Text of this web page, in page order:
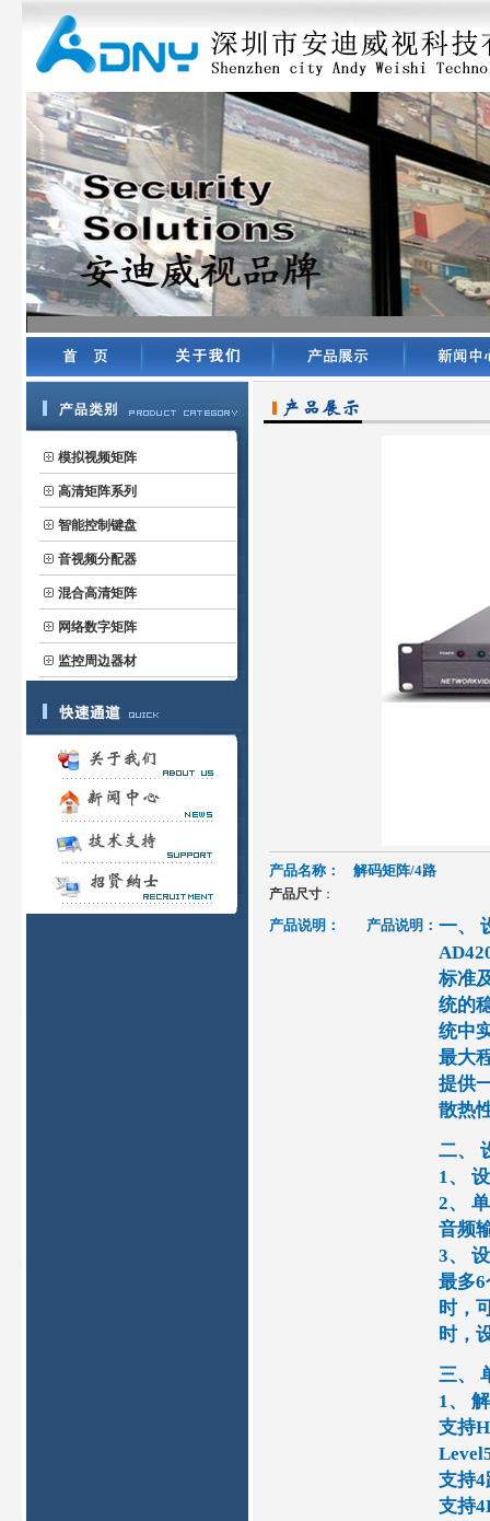
模拟视频矩阵
高清矩阵系列
智能控制键盘
音视频分配器
混合高清矩阵
网络数字矩阵
监控周边器材
产品名称： 解码矩阵/4路
产品尺寸：
产品说明： 产品说明： 一、
标准
统的
统中
最大
提供
散热
二、
1、
2、
音频
3、
最多
时，
时，
三、
1、
支持
支持4
支持